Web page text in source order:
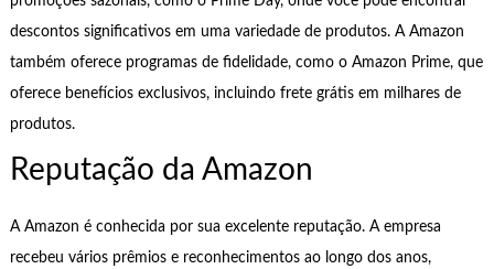
descontos significativos em uma variedade de produtos. A Amazon
também oferece programas de fidelidade, como o Amazon Prime, que
oferece benefícios exclusivos, incluindo frete grátis em milhares de
produtos.
Reputação da Amazon
A Amazon é conhecida por sua excelente reputação. A empresa
recebeu vários prêmios e reconhecimentos ao longo dos anos,